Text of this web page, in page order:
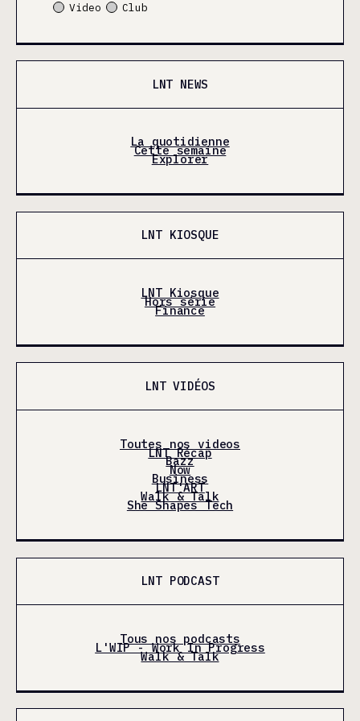
Video Club
LNT NEWS
La quotidienne
Cette semaine
Explorer
LNT KIOSQUE
LNT Kiosque
Hors série
Finance
LNT VIDÉOS
Toutes nos videos
LNT Récap
Bazz
Now
Business
LNT'ART
Walk & Talk
She Shapes Tech
LNT PODCAST
Tous nos podcasts
L'WIP - Work In Progress
Walk & Talk